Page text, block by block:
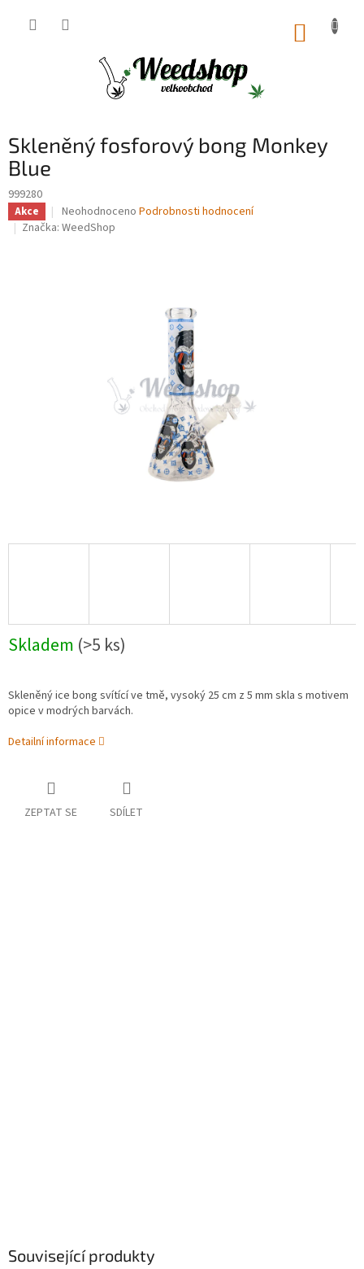
Skleněný fosforový bong Monkey
Blue
999280
Akce
Průměrné
hodnocení
Neohodnoceno Podrobnosti hodnocení
Značka: WeedShop
Skladem (>5 ks)
Skleněný ice bong svítící ve tmě, vysoký 25 cm z 5 mm skla s motivem
opice v modrých barvách.
Detailní informace
ZEPTAT SE SDÍLET
Související produkty